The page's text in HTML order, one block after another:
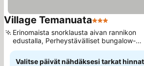
Village Temanuata3 Tähtiluokitus
Erinomaista snorklausta aivan rannikon
edustalla, Perheystävälliset bungalow-
vaihtoehdot
Valitse päivät nähdäksesi tarkat hinnat